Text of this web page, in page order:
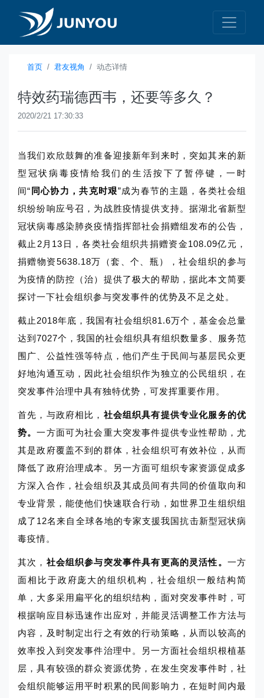
首页 君友视角 动态详情
特效药瑞德西韦，还要等多久？
2020/2/21 17:30:33
当我们欢欣鼓舞的准备迎接新年到来时，突如其来的新
型冠状病毒疫情给我们的生活按下了暂停键，一时
间“ 同心协力，共克时艰”成为春节的主题，各类社会组
织纷纷响应号召，为战胜疫情提供支持。据湖北省新型
冠状病毒感染肺炎疫情指挥部社会捐赠组发布的公告，
截止2月13日，各类社会组织共捐赠资金108.09亿元，
捐赠物资5638.18万（套、个、瓶），社会组织的参与
为疫情的防控（治）提供了极大的帮助，据此本文简要
探讨一下社会组织参与突发事件的优势及不足之处。
截止2018年底，我国有社会组织81.6万个，基金会总量
达到7027个，我国的社会组织具有组织数量多、服务范
围广、公益性强等特点，他们产生于民间与基层民众更
好地沟通互动，因此社会组织作为独立的公民组织，在
突发事件治理中具有独特优势，可发挥重要作用。
首先，与政府相比， 社会组织具有提供专业化服务的优
势。一方面可为社会重大突发事件提供专业性帮助，尤
其是政府覆盖不到的群体，社会组织可有效补位，从而
降低了政府治理成本。另一方面可组织专家资源促成多
方深入合作，社会组织及其成员间有共同的价值取向和
专业背景，能使他们快速联合行动，如世界卫生组织组
成了12名来自全球各地的专家支援我国抗击新型冠状病
毒疫情。
其次， 社会组织参与突发事件具有更高的灵活性。 一方
面相比于政府庞大的组织机构，社会组织一般结构简
单，大多采用扁平化的组织结构，面对突发事件时，可
根据响应目标迅速作出应对，并能灵活调整工作方法与
内容，及时制定出行之有效的行动策略，从而以较高的
效率投入到突发事件治理中。另一方面社会组织根植基
层，具有较强的群众资源优势，在发生突发事件时，社
会组织能够运用平时积累的民间影响力，在短时间内最